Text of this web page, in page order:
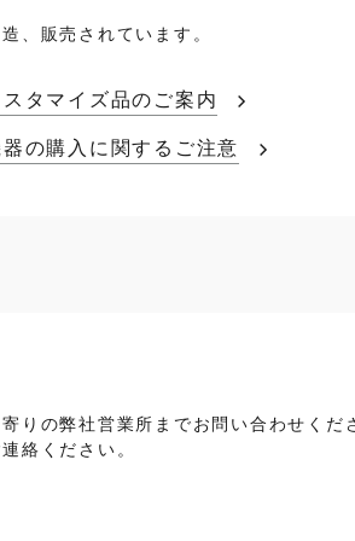
、販売されています。
タマイズ品のご案内
の購入に関するご注意
りの弊社営業所までお問い合わせくだ
絡ください。